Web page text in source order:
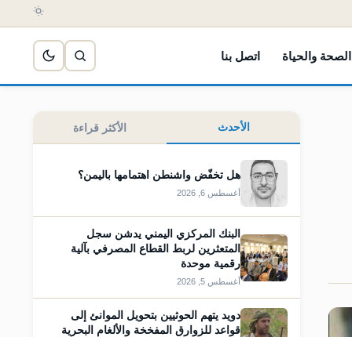
الصحة والحياة اتصل بنا
الأحدث الأكثر قراءة
هل تخفّض واشنطن اهتمامها باليمن؟
أغسطس 6, 2026
البنك المركزي اليمني يدشن سجل
المتعثرين لربط القطاع المصرفي بآلية
رقمية موحدة
أغسطس 5, 2026
دويد يتهم الحوثيين بتحويل الموانئ إلى
قواعد للزوارق المفخخة والألغام البحرية